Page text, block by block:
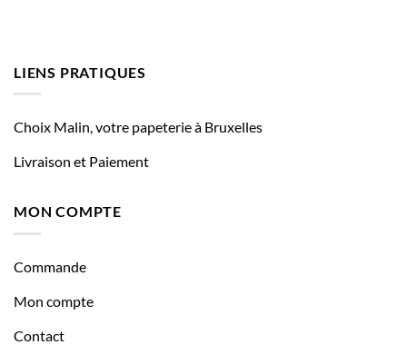
LIENS PRATIQUES
Choix Malin, votre papeterie à Bruxelles
Livraison et Paiement
MON COMPTE
Commande
Mon compte
Contact